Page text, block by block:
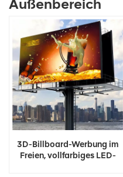
Außenbereich
3D-Billboard-Werbung im
Freien, vollfarbiges LED-